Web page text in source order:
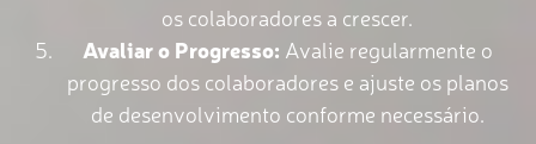
os colaboradores a crescer.
Avaliar o Progresso: Avalie regularmente o
progresso dos colaboradores e ajuste os planos
de desenvolvimento conforme necessário.